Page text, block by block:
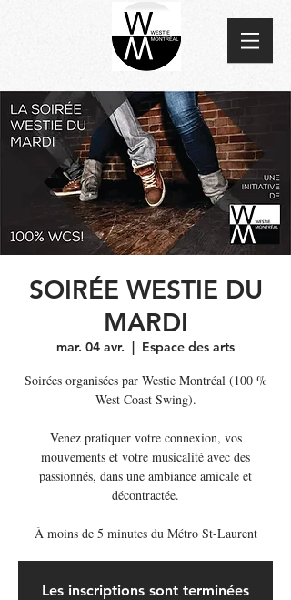
SOIRÉE WESTIE DU
MARDI
mar. 04 avr.
  |
Espace des arts
Soirées organisées par Westie Montréal (100 %
West Coast Swing).
Venez pratiquer votre connexion, vos
mouvements et votre musicalité avec des
passionnés, dans une ambiance amicale et
décontractée.
À moins de 5 minutes du Métro St-Laurent
Les inscriptions sont terminées